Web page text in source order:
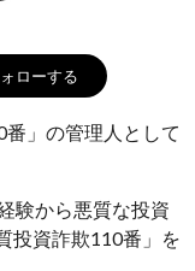
ローする
」の管理人として
験から悪質な投資
投資詐欺110番」を